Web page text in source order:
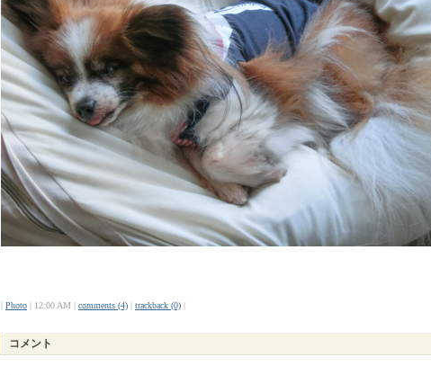
| Photo | 12:00 AM | comments (4) | trackback (0) |
コメント